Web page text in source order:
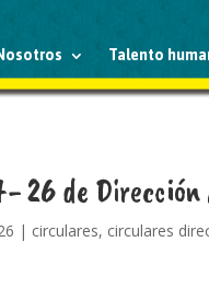
Talento
de Dirección
| circulares, circulares